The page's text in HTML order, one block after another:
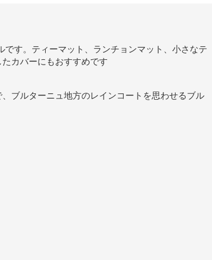
す。ティーマット、ランチョンマット、小さなテ
カバーにもおすすめです
ブルターニュ地方のレインコートを思わせるブル